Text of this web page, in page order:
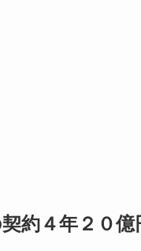
約４年２０